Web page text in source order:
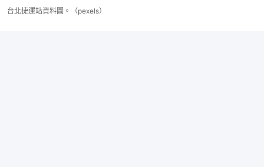
台北捷運站資料圖。（pexels）